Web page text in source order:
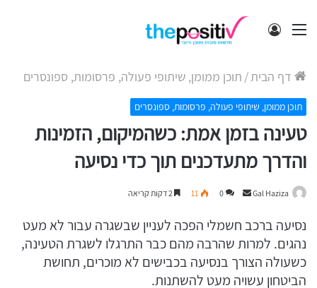
תפריט התחבר
דף הבית/ תוכן ממומן, שיתופי פעולה, פרסומות, ספונסרים
תוכן ממומן, שיתופי פעולה, פרסומות, ספונסרים
טעינה בזמן אמת: כשהמיקום, הזמינות
והדרך מתעדכנים תוך כדי נסיעה
Gal Haziza
Send
email
0
11
נסיעה ברכב חשמלי הפכה לעניין שבשגרה עבור לא מעט
נהגים. למרות שהרבה מהם כבר התרגלו לשגרת הטעינה,
כשעולה הצורך בנסיעה בכבישים לא מוכרים, תחושת
הביטחון עשויה מעט להשתנות.